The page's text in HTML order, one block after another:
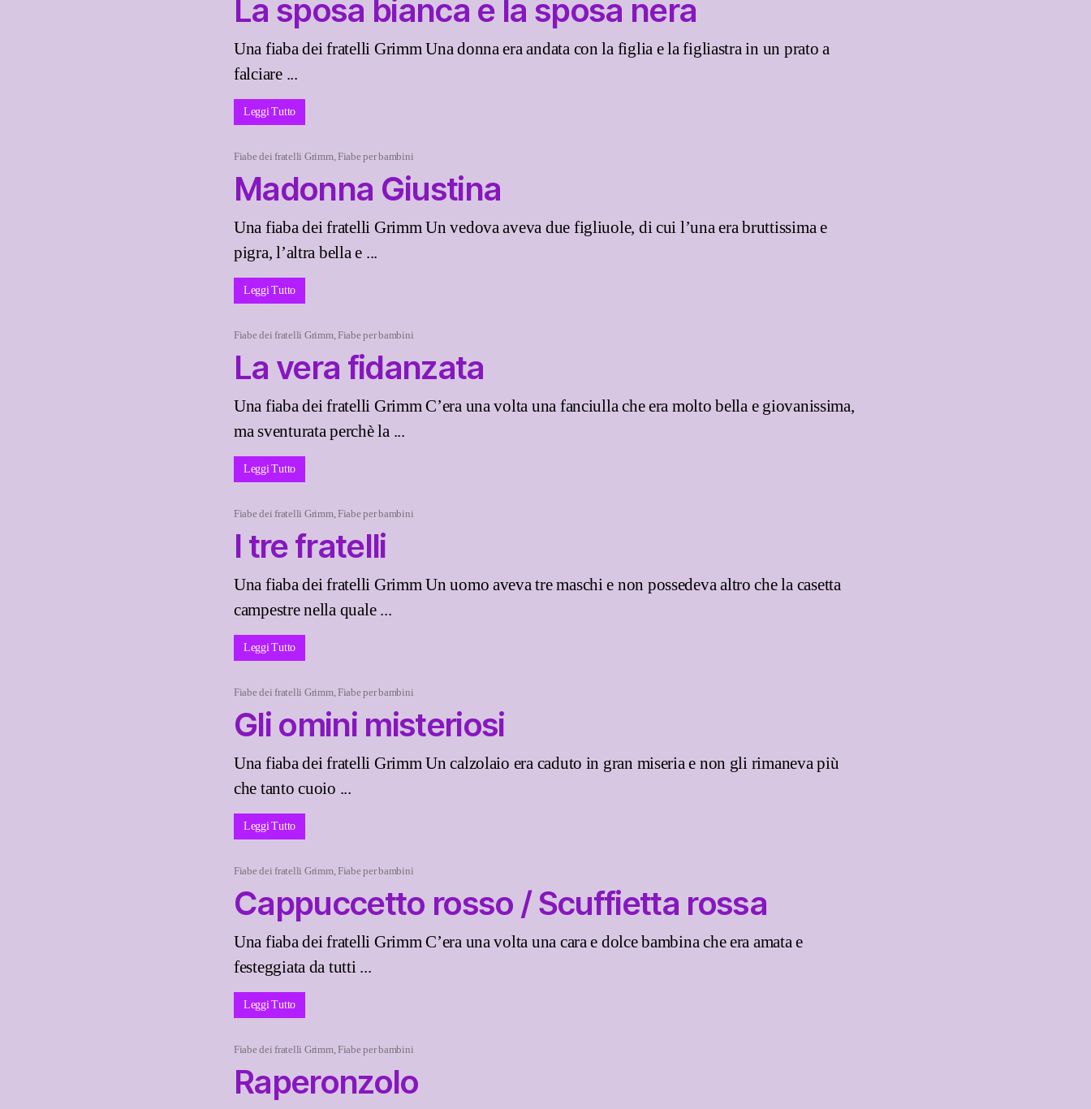
La sposa bianca e la sposa nera
Una fiaba dei fratelli Grimm Una donna era andata con la figlia e la figliastra in un prato a
falciare ...
Leggi Tutto
Fiabe dei fratelli Grimm,Fiabe per bambini
Madonna Giustina
Una fiaba dei fratelli Grimm Un vedova aveva due figliuole, di cui l’una era bruttissima e
pigra, l’altra bella e ...
Leggi Tutto
Fiabe dei fratelli Grimm,Fiabe per bambini
La vera fidanzata
Una fiaba dei fratelli Grimm C’era una volta una fanciulla che era molto bella e giovanissima,
ma sventurata perchè la ...
Leggi Tutto
Fiabe dei fratelli Grimm,Fiabe per bambini
I tre fratelli
Una fiaba dei fratelli Grimm Un uomo aveva tre maschi e non possedeva altro che la casetta
campestre nella quale ...
Leggi Tutto
Fiabe dei fratelli Grimm,Fiabe per bambini
Gli omini misteriosi
Una fiaba dei fratelli Grimm Un calzolaio era caduto in gran miseria e non gli rimaneva più
che tanto cuoio ...
Leggi Tutto
Fiabe dei fratelli Grimm,Fiabe per bambini
Cappuccetto rosso / Scuffietta rossa
Una fiaba dei fratelli Grimm C’era una volta una cara e dolce bambina che era amata e
festeggiata da tutti ...
Leggi Tutto
Fiabe dei fratelli Grimm,Fiabe per bambini
Raperonzolo